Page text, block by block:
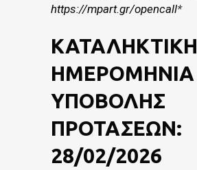
https://mpart.gr/opencall*
ΚΑΤΑΛΗΚΤΙΚΗ
ΗΜΕΡΟΜΗΝΙΑ
ΥΠΟΒΟΛΗΣ
ΠΡΟΤΑΣΕΩΝ:
28/02/2026